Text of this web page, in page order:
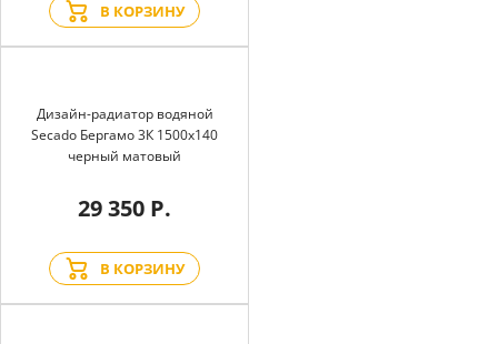
В КОРЗИНУ
Дизайн-радиатор водяной
Secado Бергамо 3К 1500x140
черный матовый
29 350 Р.
В КОРЗИНУ